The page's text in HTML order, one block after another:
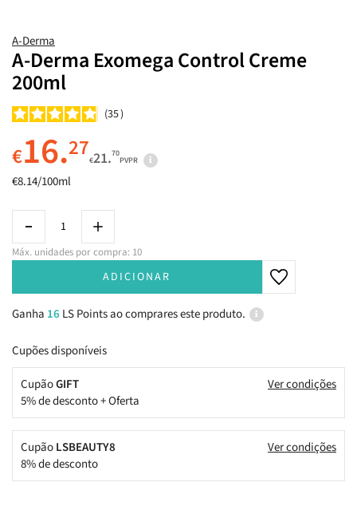
A-Derma
A-Derma Exomega Control Creme
200ml
35
€16.27€21.70
PVPR
€8.14/100ml
Máx. unidades por compra: 10
ADICIONAR
Ganha 16 LS Points ao comprares este produto.
Cupões disponíveis
CupãoGIFT
5% de desconto + Oferta
Ver condições
CupãoLSBEAUTY8
8% de desconto
Ver condições